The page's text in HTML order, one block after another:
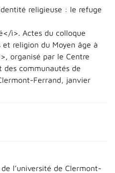
religieuse : le refuge
i>. Actes du colloque
religion du Moyen âge à
organisé par le Centre
des communautés de
Ferrand, janvier
l’université de Clermont-